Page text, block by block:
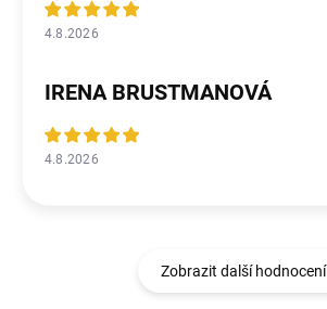
4.8.2026
IRENA BRUSTMANOVÁ
4.8.2026
Zobrazit další hodnocení